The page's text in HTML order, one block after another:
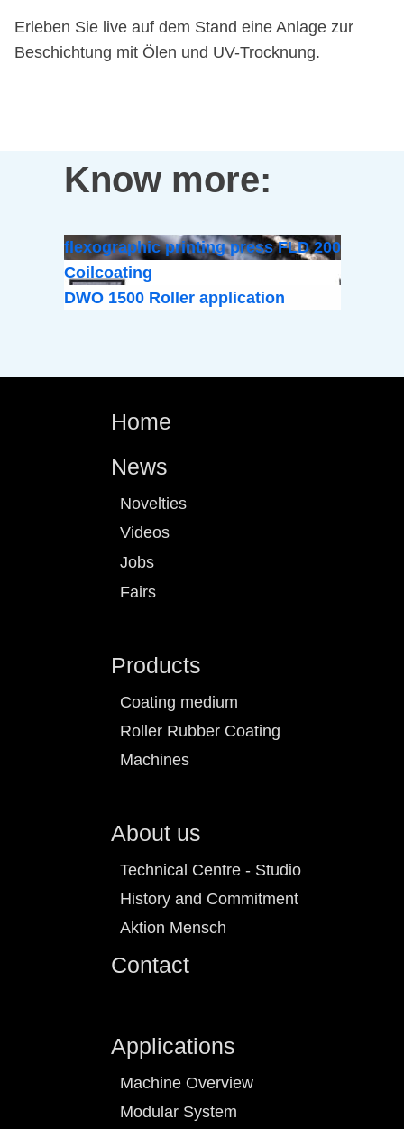
Erleben Sie live auf dem Stand eine Anlage zur
Beschichtung mit Ölen und UV-Trocknung.
Know more:
flexographic printing press FLD 200
Coilcoating
DWO 1500 Roller application
Home
News
Novelties
Videos
Jobs
Fairs
Products
Coating medium
Roller Rubber Coating
Machines
About us
Technical Centre - Studio
History and Commitment
Aktion Mensch
Contact
Applications
Machine Overview
Modular System